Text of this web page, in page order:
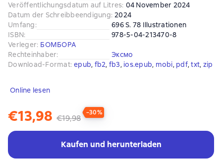
Veröffentlichungsdatum auf Litres: 04 November 2024
Datum der Schreibbeendigung: 2024
Umfang:
696 S. 78 Illustrationen
ISBN:
978-5-04-213470-8
Verleger: БОМБОРА
Rechteinhaber:
Эксмо
Download-Format: epub, fb2, fb3, ios.epub, mobi, pdf, txt, zip
Online lesen
€13,98 €19,98
−30%
Kaufen und herunterladen